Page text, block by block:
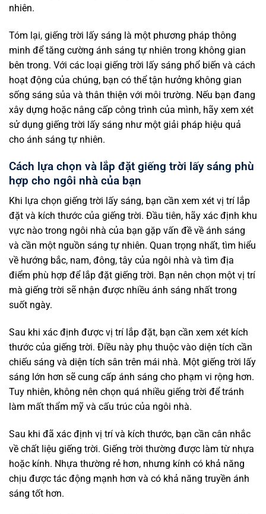
nhiên.
Tóm lại, giếng trời lấy sáng là một phương pháp thông
minh để tăng cường ánh sáng tự nhiên trong không gian
bên trong. Với các loại giếng trời lấy sáng phổ biến và cách
hoạt động của chúng, bạn có thể tận hưởng không gian
sống sáng sủa và thân thiện với môi trường. Nếu bạn đang
xây dựng hoặc nâng cấp công trình của mình, hãy xem xét
sử dụng giếng trời lấy sáng như một giải pháp hiệu quả
cho ánh sáng tự nhiên.
Cách lựa chọn và lắp đặt giếng trời lấy sáng phù
hợp cho ngôi nhà của bạn
Khi lựa chọn giếng trời lấy sáng, bạn cần xem xét vị trí lắp
đặt và kích thước của giếng trời. Đầu tiên, hãy xác định khu
vực nào trong ngôi nhà của bạn gặp vấn đề về ánh sáng
và cần một nguồn sáng tự nhiên. Quan trọng nhất, tìm hiểu
về hướng bắc, nam, đông, tây của ngôi nhà và tìm địa
điểm phù hợp để lắp đặt giếng trời. Bạn nên chọn một vị trí
mà giếng trời sẽ nhận được nhiều ánh sáng nhất trong
suốt ngày.
Sau khi xác định được vị trí lắp đặt, bạn cần xem xét kích
thước của giếng trời. Điều này phụ thuộc vào diện tích cần
chiếu sáng và diện tích sân trên mái nhà. Một giếng trời lấy
sáng lớn hơn sẽ cung cấp ánh sáng cho phạm vi rộng hơn.
Tuy nhiên, không nên chọn quá nhiều giếng trời để tránh
làm mất thẩm mỹ và cấu trúc của ngôi nhà.
Sau khi đã xác định vị trí và kích thước, bạn cần cân nhắc
về chất liệu giếng trời. Giếng trời thường được làm từ nhựa
hoặc kính. Nhựa thường rẻ hơn, nhưng kính có khả năng
chịu được tác động mạnh hơn và có khả năng truyền ánh
sáng tốt hơn.